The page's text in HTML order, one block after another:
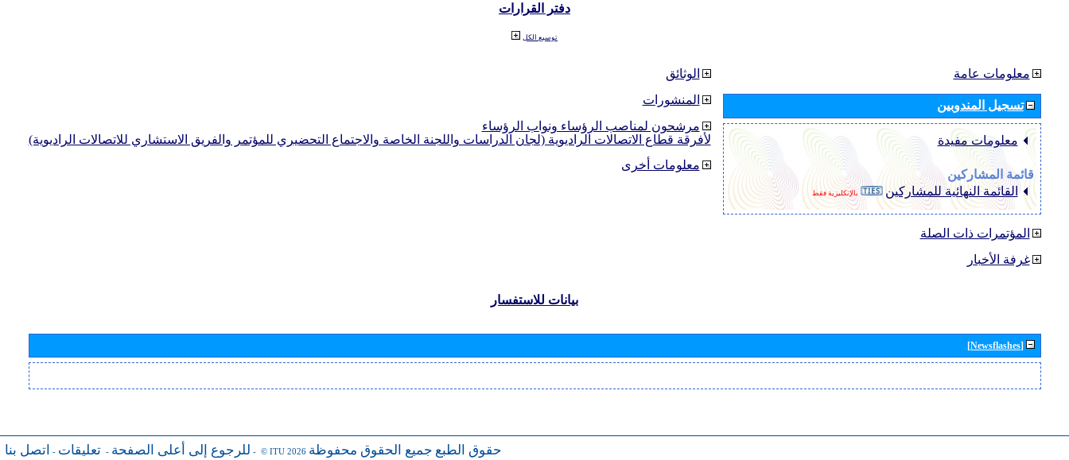
دفتر القرارات
توسيع الكل
الوثائق
المنشورات
مرشحون لمناصب الرؤساء ونواب الرؤساء
لأفرقة قطاع الاتصالات الراديوية (لجان الدراسات واللجنة الخاصة والاجتماع التحضيري للمؤتمر والفريق الاستشاري للاتصالات الراديوية)
معلومات أخرى
معلومات عامة
تسجيل المندوبين
معلومات مفيدة
قائمة المشاركين
القائمة النهائية للمشاركين
بالإنكليزية فقط
المؤتمرات ذات الصلة
غرفة الأخبار
بيانات للاستفسار
[Newsflashes]
للرجوع إلى أعلى الصفحة - تعليقات - اتصل بنا - © ITU 2026 حقوق الطبع جميع الحقوق محفوظة